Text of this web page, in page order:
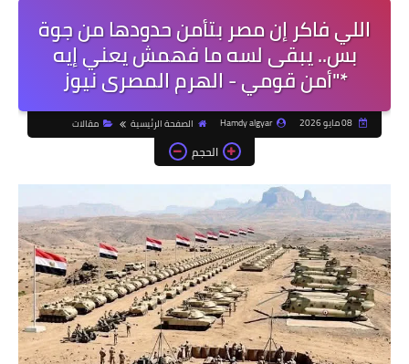
اللي فاكر إن مصر بتأمن حدودها من جوة
بس.. يبقى لسه ما فهمش يعني إيه
*"أمن قومي - الهرم المصرى نيوز
08 مايو 2026 Hamdy algyar الصفحة الرئيسية مقالات
الحجم